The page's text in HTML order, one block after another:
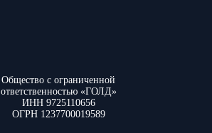
Общество с ограниченной
ответственностью «ГОЛД»
ИНН 9725110656
ОГРН 1237700019589